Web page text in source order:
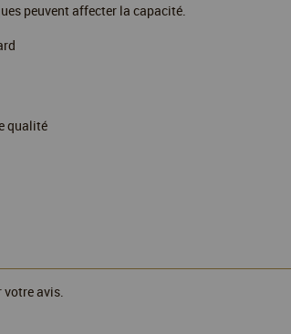
peuvent affecter la capacité.
qualité
avis.